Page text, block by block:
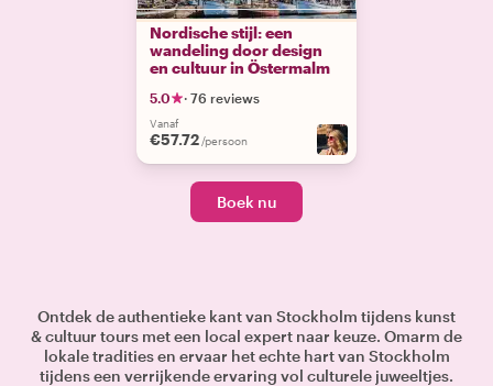
Nordische stijl: een
wandeling door design
en cultuur in Östermalm
5.0 · 76 reviews
Vanaf
€57.72 /persoon
Boek nu
Ontdek de authentieke kant van Stockholm tijdens kunst
& cultuur tours met een local expert naar keuze. Omarm de
lokale tradities en ervaar het echte hart van Stockholm
tijdens een verrijkende ervaring vol culturele juweeltjes.